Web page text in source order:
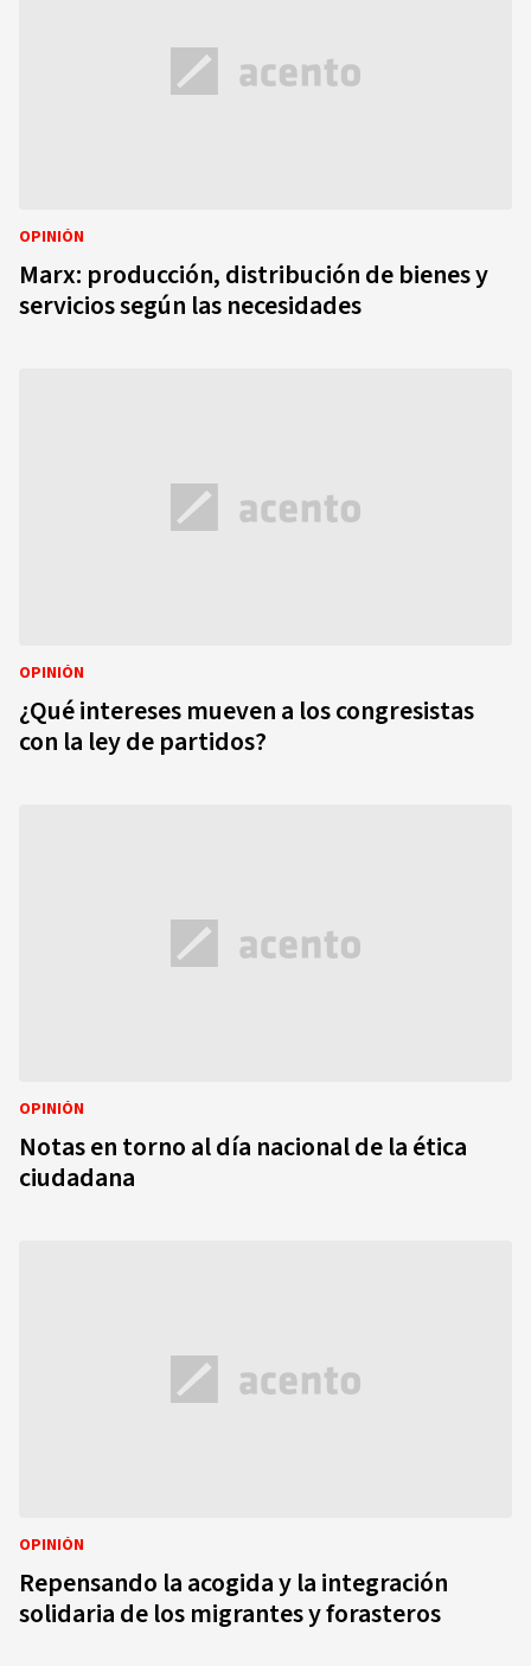
OPINIÓN
Marx: producción, distribución de bienes y
servicios según las necesidades
OPINIÓN
¿Qué intereses mueven a los congresistas
con la ley de partidos?
OPINIÓN
Notas en torno al día nacional de la ética
ciudadana
OPINIÓN
Repensando la acogida y la integración
solidaria de los migrantes y forasteros